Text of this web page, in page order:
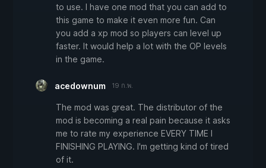
to use. I have one mod that you can add to
this game to make it even more fun. Can
you add a xp mod so players can level up
faster. It would help a lot with the OP levels
in the game.
acedownum 19 ก.พ.
The mod was great. The distributor of the
mod is becoming a real pain because it asks
me to rate my experience EVERY TIME I
FINISHING PLAYING. I'm getting kind of tired
of it.